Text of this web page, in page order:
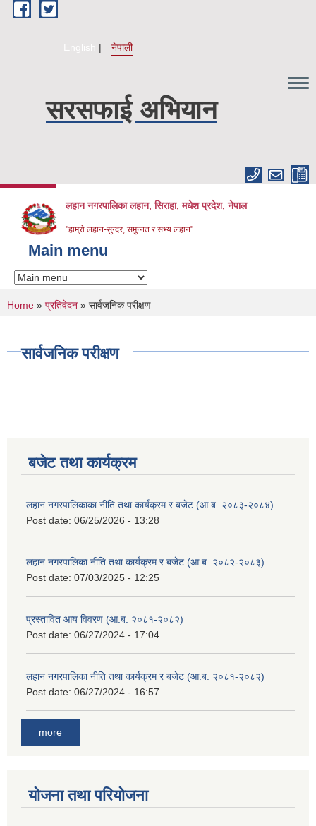
Skip to main content
English नेपाली
सरसफाई अभियान
लहान नगरपालिका लहान, सिराहा, मधेश प्रदेश, नेपाल
"हाम्रो लहान-सुन्दर, समुन्नत र सभ्य लहान"
Main menu
You are here
Home » प्रतिवेदन » सार्वजनिक परीक्षण
सार्वजनिक परीक्षण
बजेट तथा कार्यक्रम
लहान नगरपालिकाका नीति तथा कार्यक्रम र बजेट (आ.ब. २०८३-२०८४)
Post date: 06/25/2026 - 13:28
लहान नगरपालिका नीति तथा कार्यक्रम र बजेट (आ.ब. २०८२-२०८३)
Post date: 07/03/2025 - 12:25
प्रस्तावित आय विवरण (आ.ब. २०८१-२०८२)
Post date: 06/27/2024 - 17:04
लहान नगरपालिका नीति तथा कार्यक्रम र बजेट (आ.ब. २०८१-२०८२)
Post date: 06/27/2024 - 16:57
more
योजना तथा परियोजना